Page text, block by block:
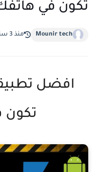
تكون في
Mounir tech منذ 3 سنة
تكون